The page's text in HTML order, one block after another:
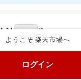
ようこそ 楽天市場へ
ログイン
合計 倍